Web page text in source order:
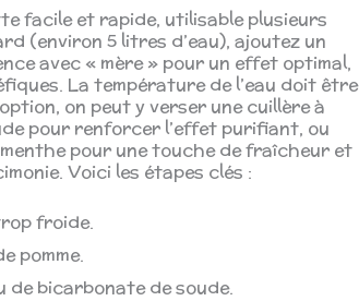
facile et rapide, utilisable plusieurs
(environ 5 litres d’eau), ajoutez un
avec « mère » pour un effet optimal,
La température de l’eau doit être
on peut y verser une cuillère à
pour renforcer l’effet purifiant, ou
pour une touche de fraîcheur et
Voici les étapes clés :
froide.
pomme.
de bicarbonate de soude.